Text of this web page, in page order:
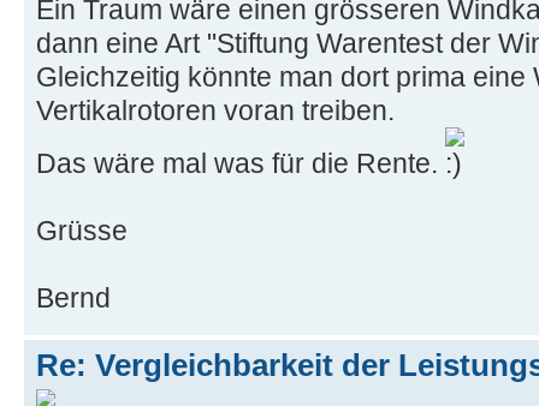
Ein Traum wäre einen grösseren
dann eine Art "Stiftung Warentest der
Gleichzeitig könnte man dort prima
Vertikalrotoren voran treiben.
Das wäre mal was für die Rente.
Grüsse
Bernd
Re: Vergleichbarkeit der